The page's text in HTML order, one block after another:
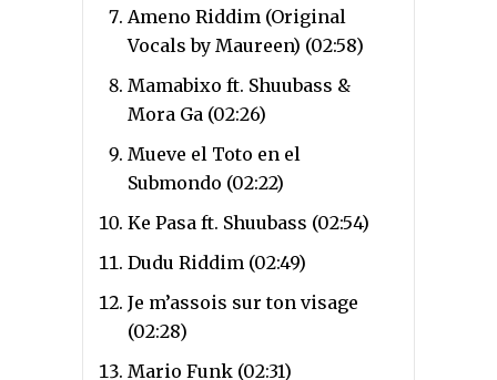
Ameno Riddim (Original
Vocals by Maureen) (02:58)
Mamabixo ft. Shuubass &
Mora Ga (02:26)
Mueve el Toto en el
Submondo (02:22)
Ke Pasa ft. Shuubass (02:54)
Dudu Riddim (02:49)
Je m’assois sur ton visage
(02:28)
Mario Funk (02:31)